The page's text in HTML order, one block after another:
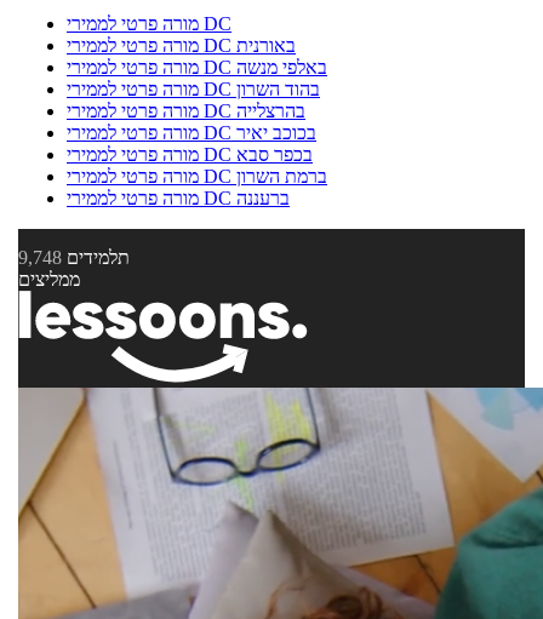
מורה פרטי לממירי DC
מורה פרטי לממירי DC באורנית
מורה פרטי לממירי DC באלפי מנשה
מורה פרטי לממירי DC בהוד השרון
מורה פרטי לממירי DC בהרצלייה
מורה פרטי לממירי DC בכוכב יאיר
מורה פרטי לממירי DC בכפר סבא
מורה פרטי לממירי DC ברמת השרון
מורה פרטי לממירי DC ברעננה
9,748 תלמידים
ממליצים